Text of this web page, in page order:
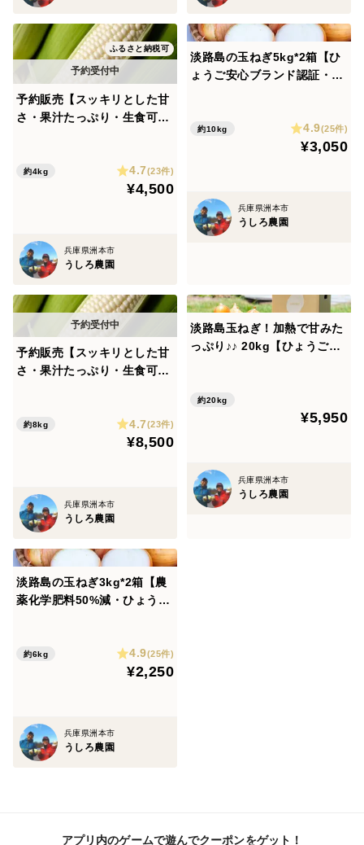
ふるさと納税可
予約販売【スッキリとした甘
さ・果汁たっぷり・生食可】
ーン トウモロコシ 白い
約4kg 4.7(23件)
¥4,500
兵庫県洲本市
うしろ農園
淡路島の玉ねぎ5kg*2箱【ひ
ょうご安心ブランド認証・特
っぷり
約10kg 4.9(25件)
¥3,050
兵庫県洲本市
うしろ農園
予約販売【スッキリとした甘
さ・果汁たっぷり・生食可】
ーン トウモロコシ 白い
約8kg 4.7(23件)
¥8,500
兵庫県洲本市
うしろ農園
淡路島玉ねぎ！加熱で甘みた
っぷり♪♪ 20kg【ひょうご安
約20kg
¥5,950
兵庫県洲本市
うしろ農園
淡路島の玉ねぎ3kg*2箱【農
薬化学肥料50%減・ひょうご
っぷり
約6kg 4.9(25件)
¥2,250
兵庫県洲本市
うしろ農園
アプリ内のゲームで遊んでクーポンをゲット！